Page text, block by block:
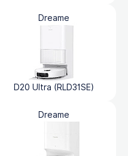
Dreame
D20 Ultra (RLD31SE)
Dreame